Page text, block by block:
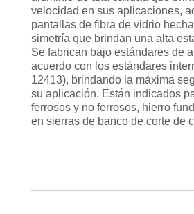
velocidad en sus aplicaciones,
pantallas de fibra de vidrio
simetría que brindan una alta
Se fabrican bajo estándares de
acuerdo con los estándares
12413), brindando la máxima
su aplicación. Están indicados
ferrosos y no ferrosos, hierro
en sierras de banco de corte de